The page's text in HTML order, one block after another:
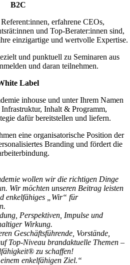
B2C
erfahrene CEOs,
und Top-Berater:innen sind,
einzigartige und wertvolle Expertise.
und punktuell zu Seminaren aus
und daran teilnehmen.
Label
inhouse und unter Ihrem Namen
Inhalt & Programm,
dafür bereitstellen und liefern.
eine organisatorische Position der
Branding und fördert die
wollen wir die richtigen Dinge
Wir möchten unseren Beitrag leisten
enkelfähiges „Wir“ für
Perspektiven, Impulse und
Wirkung.
Geschäftsführende, Vorstände,
Top-Niveau brandaktuelle Themen –
zu schaffen!
enkelfähigen Ziel.“